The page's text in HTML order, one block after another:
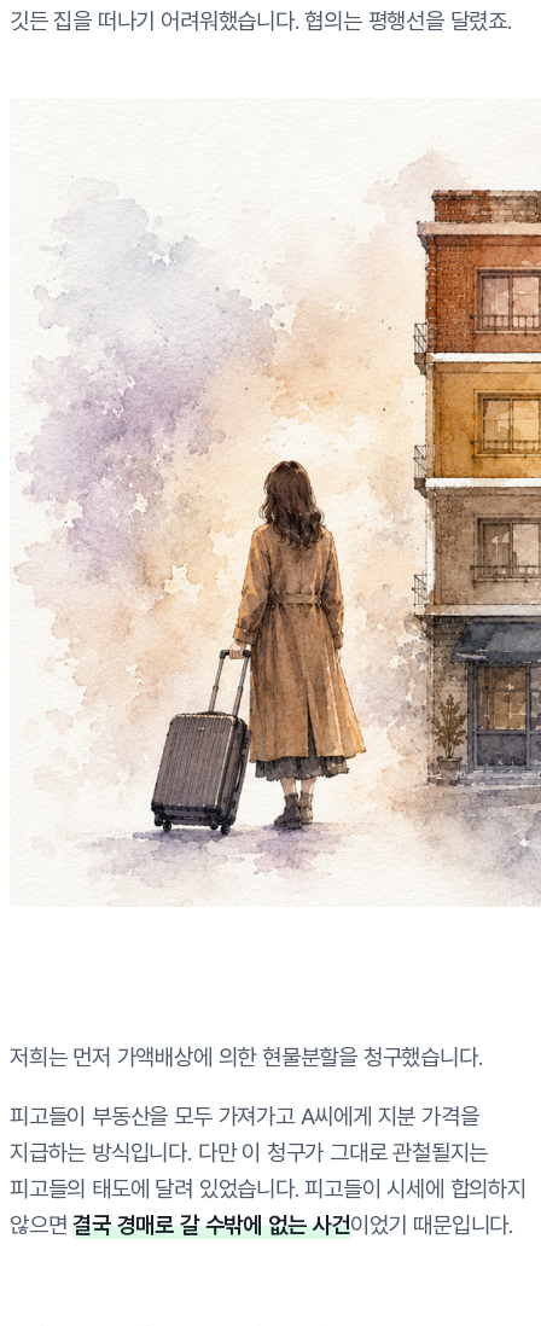
깃든 집을 떠나기 어려워했습니다. 협의는 평행선을 달렸죠.
저희는 먼저 가액배상에 의한 현물분할을 청구했습니다.
피고들이 부동산을 모두 가져가고 A씨에게 지분 가격을
지급하는 방식입니다. 다만 이 청구가 그대로 관철될지는
피고들의 태도에 달려 있었습니다. 피고들이 시세에 합의하지
않으면결국 경매로 갈 수밖에 없는 사건이었기 때문입니다.